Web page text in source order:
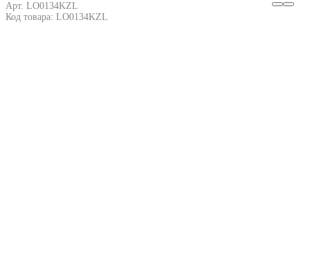
Арт. LO0134KZL
Код товара: LO0134KZL